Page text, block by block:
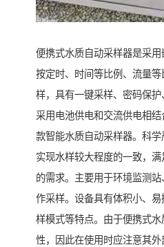
便携式水质自动采样器是采
按定时、时间等比例、流量
样，具有一键采样、密码保护
采用电池供电和交流供电相
款智能水质自动采样器。科学
实现水样较大程度的一致，
的需求。主要用于环境监测
作采样。设备具有体积小、
样模式等特点。由于便携式
性，因此在使用时应注意其外